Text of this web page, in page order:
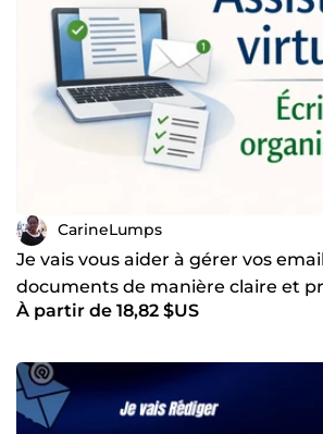
CarineLumps
Je vais vous aider à gérer vos
documents de manière claire et
À partir de 18,82 $US